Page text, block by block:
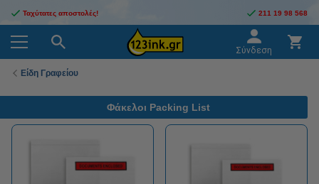
Ταχύτατες αποστολές! 211 19 98 568
Σύνδεση
Είδη Γραφείου
Φάκελοι Packing List